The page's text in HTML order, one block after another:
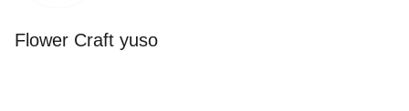
Flower Craft yuso